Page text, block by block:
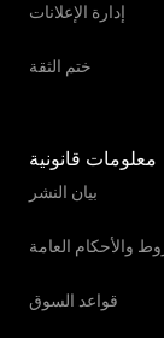
إدارة الإعلانات
ختم الثقة
معلومات قانونية
بيان النشر
والأحكام العامة
قواعد السوق